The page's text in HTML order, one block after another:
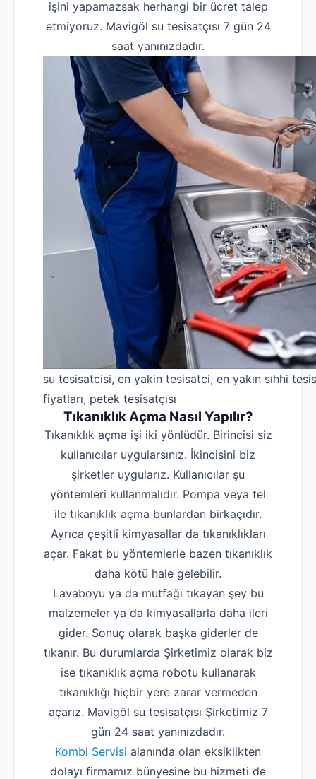
işini yapamazsak herhangi bir ücret talep
etmiyoruz. Mavigöl su tesisatçısı 7 gün 24
saat yanınızdadır.
su tesisatcisi, en yakin tesisatci, en yakın sıhhi
fiyatları, petek tesisatçısı
Tıkanıklık Açma Nasıl Yapılır?
Tıkanıklık açma işi iki yönlüdür. Birincisi siz
kullanıcılar uygularsınız. İkincisini biz
şirketler uygularız. Kullanıcılar şu
yöntemleri kullanmalıdır. Pompa veya tel
ile tıkanıklık açma bunlardan birkaçıdır.
Ayrıca çeşitli kimyasallar da tıkanıklıkları
açar. Fakat bu yöntemlerle bazen tıkanıklık
daha kötü hale gelebilir.
Lavaboyu ya da mutfağı tıkayan şey bu
malzemeler ya da kimyasallarla daha ileri
gider. Sonuç olarak başka giderler de
tıkanır. Bu durumlarda Şirketimiz olarak biz
ise tıkanıklık açma robotu kullanarak
tıkanıklığı hiçbir yere zarar vermeden
açarız. Mavigöl su tesisatçısı Şirketimiz 7
gün 24 saat yanınızdadır.
Kombi Servisi alanında olan eksiklikten
dolayı firmamız bünyesine bu hizmeti de